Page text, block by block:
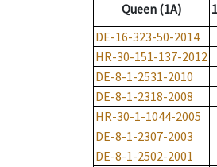
Queen (1A)
DE-16-323-50-2014
HR-30-151-137-2012
DE-8-1-2531-2010
DE-8-1-2318-2008
HR-30-1-1044-2005
DE-8-1-2307-2003
DE-8-1-2502-2001